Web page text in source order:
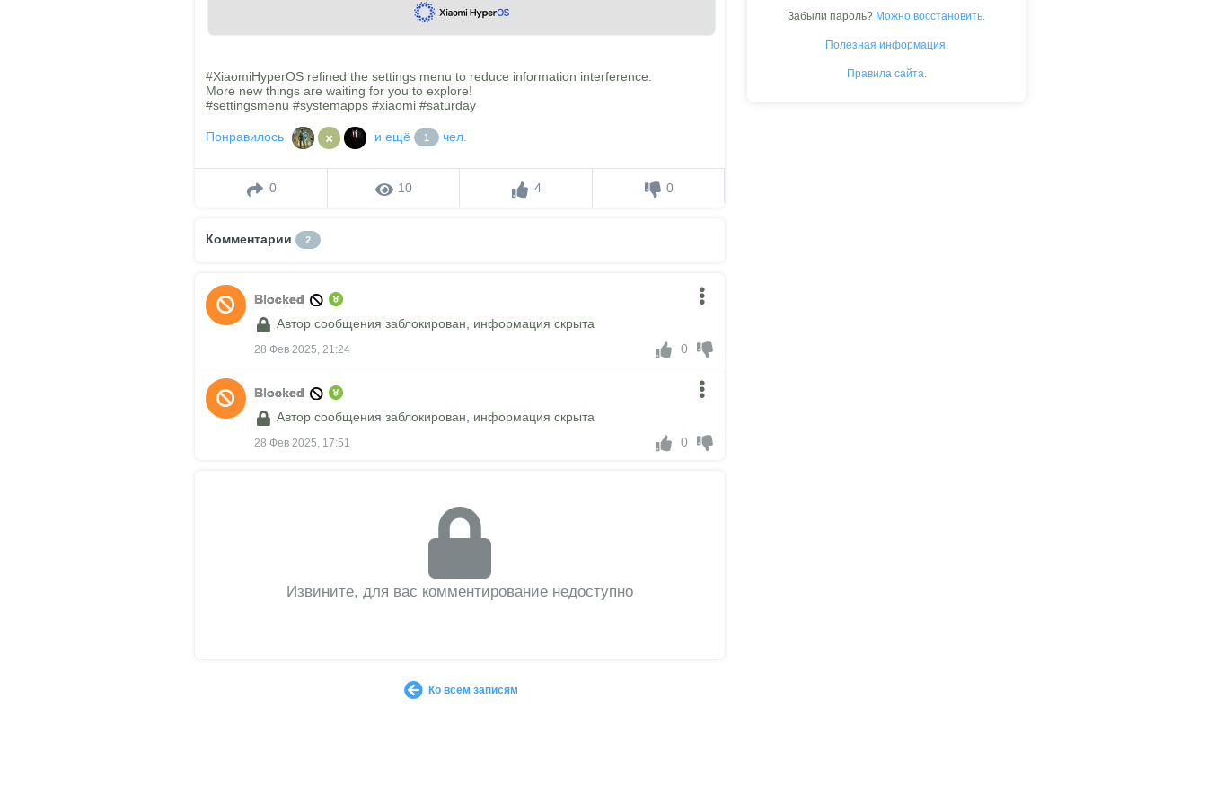
#XiaomiHyperOS refined the settings menu to reduce information interference.
More new things are waiting for you to explore!
#settingsmenu #systemapps #xiaomi #saturday
Понравилось и ещё 1 чел.
0 10 4 0
Комментарии 2
Blocked
Автор сообщения заблокирован, информация скрыта
28 Фев 2025, 21:24 0
Blocked
Автор сообщения заблокирован, информация скрыта
28 Фев 2025, 17:51 0
Извините, для вас комментирование недоступно
Ко всем записям
Забыли пароль? Можно восстановить.
Полезная информация.
Правила сайта.